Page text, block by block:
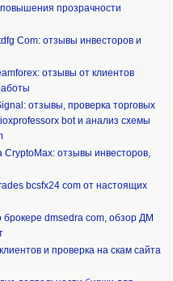
прозрачности
Com: отзывы инвесторов и
отзывы от клиентов
отзывы, проверка торговых
bot и анализ схемы
отзывы инвесторов,
bcsfx24 com от настоящих
брокере dmsedra com, обзор ДМ
и проверка на скам сайта